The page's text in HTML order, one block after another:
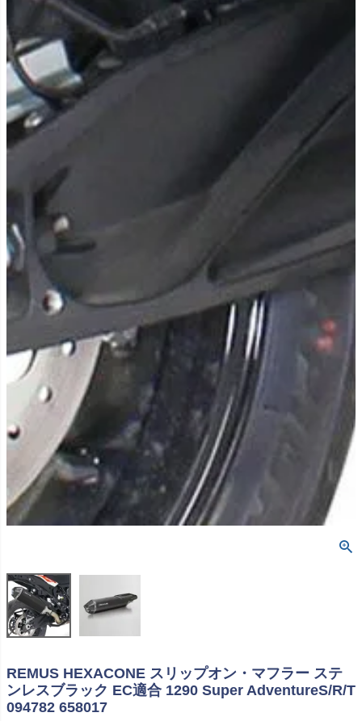
REMUS HEXACONE スリップオン・マフラー ステ
ンレスブラック EC適合 1290 Super AdventureS/R/T
094782 658017